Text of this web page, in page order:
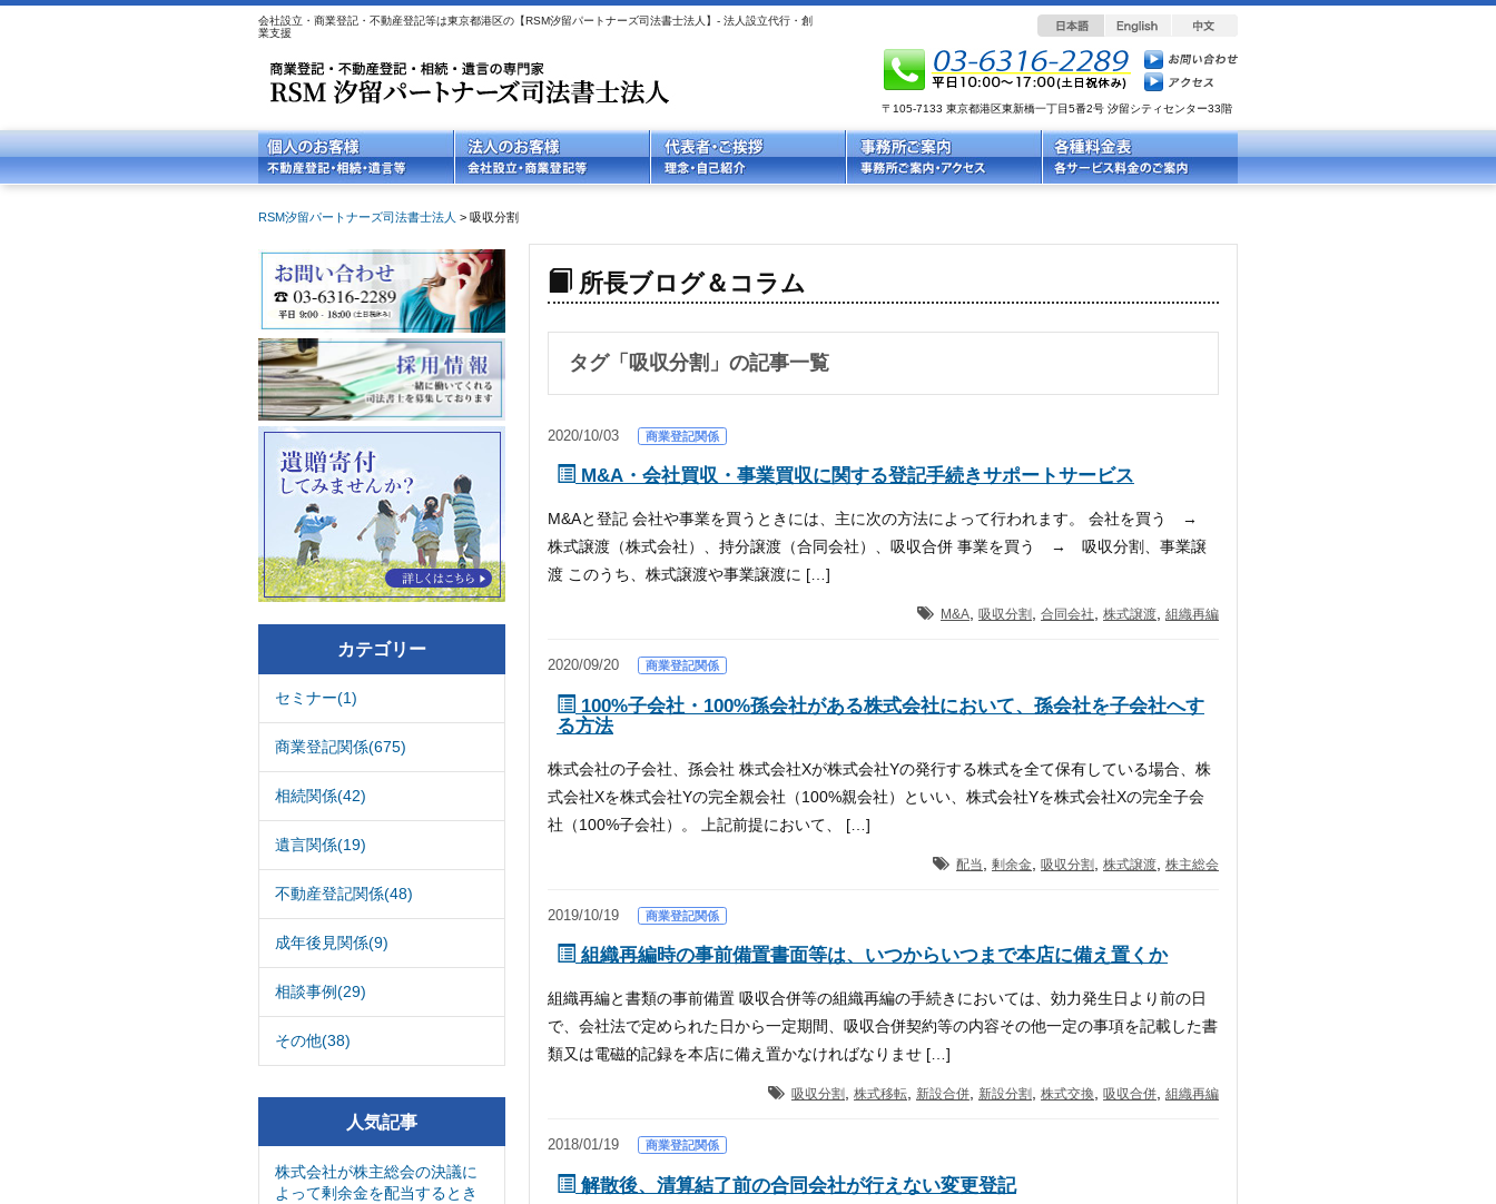
会社設立・商業登記・不動産登記等は東京都港区の【RSM汐留パートナーズ司法書士法人】- 法人設立代行・創
業支援
〒105-7133 東京都港区東新橋一丁目5番2号 汐留シティセンター33階
RSM汐留パートナーズ司法書士法人 > 吸収分割
カテゴリー
セミナー(1)
商業登記関係(675)
相続関係(42)
遺言関係(19)
不動産登記関係(48)
成年後見関係(9)
相談事例(29)
その他(38)
人気記事
株式会社が株主総会の決議に
よって剰余金を配当するとき
所長ブログ＆コラム
タグ「 吸収分割 」の記事一覧
2020/10/03 商業登記関係
M&A・会社買収・事業買収に関する登記手続きサポートサービス
M&Aと登記 会社や事業を買うときには、主に次の方法によって行われます。 会社を買う →
株式譲渡（株式会社）、持分譲渡（合同会社）、吸収合併 事業を買う → 吸収分割、事業譲
渡 このうち、株式譲渡や事業譲渡に […]
M&A, 吸収分割 , 合同会社, 株式譲渡, 組織再編
2020/09/20 商業登記関係
100%子会社・100%孫会社がある株式会社において、孫会社を子会社へす
る方法
株式会社の子会社、孫会社 株式会社Xが株式会社Yの発行する株式を全て保有している場合、株
式会社Xを株式会社Yの完全親会社（100%親会社）といい、株式会社Yを株式会社Xの完全子会
社（100%子会社）。 上記前提において、 […]
配当 剰余金 吸収分割 株式譲渡 株主総会
2019/10/19 商業登記関係
組織再編時の事前備置書面等は、いつからいつまで本店に備え置くか
組織再編と書類の事前備置 吸収合併等の組織再編の手続きにおいては、効力発生日より前の日
で、会社法で定められた日から一定期間、吸収合併契約等の内容その他一定の事項を記載した書
類又は電磁的記録を本店に備え置かなければなりませ […]
吸収分割 , 株式移転, 新設合併, 新設分割 , 株式交換, 吸収合併, 組織再編
2018/01/19 商業登記関係
解散後、清算結了前の合同会社が行えない変更登記